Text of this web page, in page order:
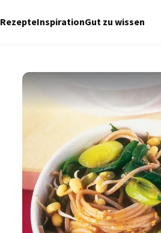
RezepteInspirationGut zu wissen